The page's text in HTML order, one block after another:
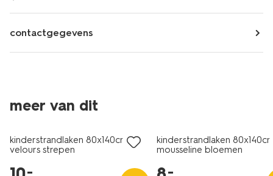
contactgegevens
meer van dit
laag geprijsd
kinderstrandlaken 80x140cm
velours strepen
–
kinderstrandlaken
mousseline bloemen
–